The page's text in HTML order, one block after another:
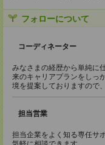
フォローについて
コーディネーター
みなさまの経歴から単純に
来のキャリアプランをしっ
境を提案しておりますので
担当営業
担当企業をよく知る専任サ